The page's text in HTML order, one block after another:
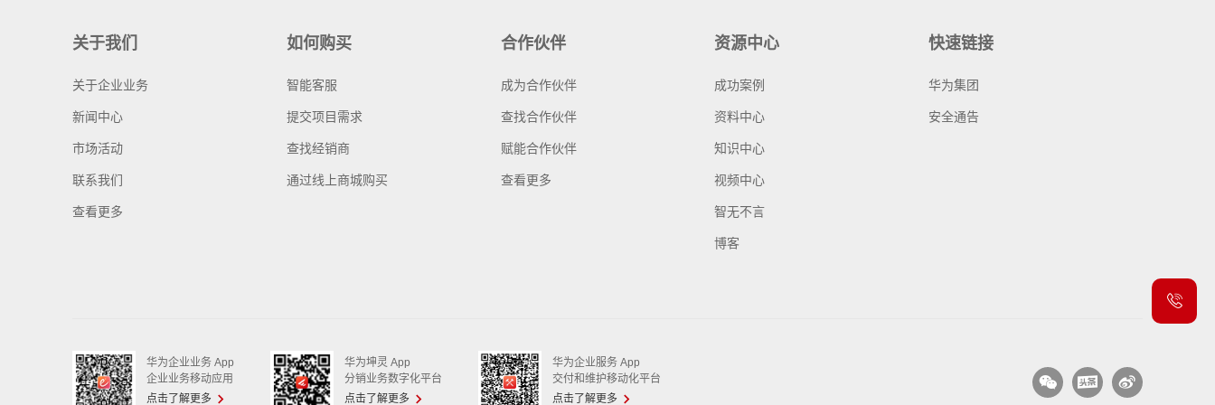
关于我们
关于企业业务
新闻中心
市场活动
联系我们
查看更多
如何购买
智能客服
提交项目需求
查找经销商
通过线上商城购买
合作伙伴
成为合作伙伴
查找合作伙伴
赋能合作伙伴
查看更多
资源中心
成功案例
资料中心
知识中心
视频中心
智无不言
博客
快速链接
华为集团
安全通告
华为企业业务 App
企业业务移动应用
点击了解更多
华为坤灵 App
分销业务数字化平台
点击了解更多
华为企业服务 App
交付和维护移动化平台
点击了解更多